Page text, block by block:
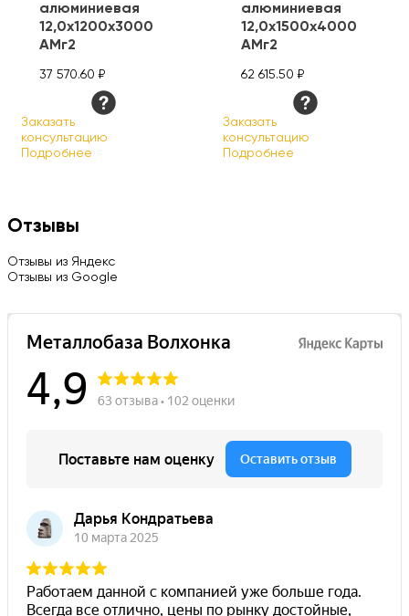
алюминиевая
12,0х1200х3000
АМг2
37 570.60 ₽
Заказать
консультацию
Подробнее
алюминиевая
12,0х1500х4000
АМг2
62 615.50 ₽
Заказать
консультацию
Подробнее
Отзывы
Отзывы из Яндекс
Отзывы из Google